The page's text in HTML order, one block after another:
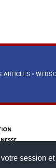
session
ARTICLES •